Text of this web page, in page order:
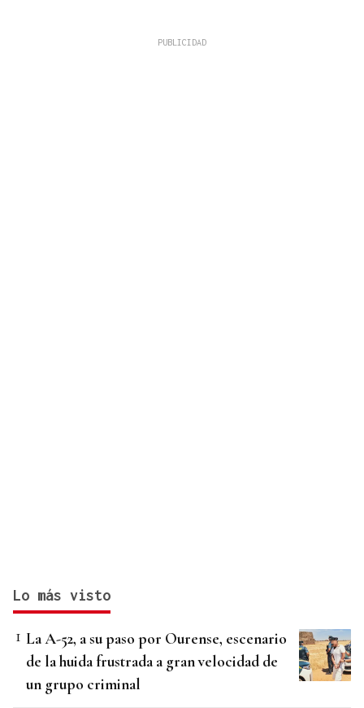
Lo más visto
La A-52, a su paso por Ourense, escenario
de la huida frustrada a gran velocidad de
un grupo criminal